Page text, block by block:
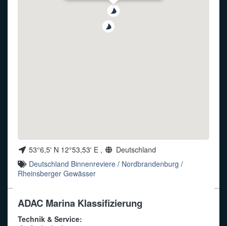
53°6,5' N 12°53,53' E ,
Deutschland
Deutschland Binnenreviere / Nordbrandenburg /
Rheinsberger Gewässer
ADAC Marina Klassifizierung
Technik & Service: